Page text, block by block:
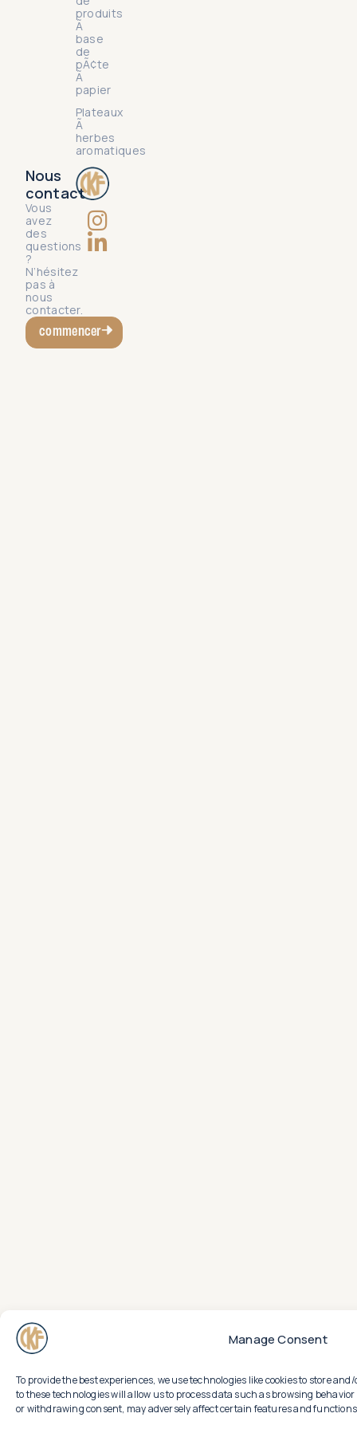
Manage Consent
To provide the best experiences, we use technologies like cookies to store
to these technologies will allow us to process data such as browsing
or withdrawing consent, may adversely affect certain features and
produits
Ã
base
de
pÃ¢te
Ã
papier
Plateaux
Ã
herbes
aromatiques
Nous
contact
Vous
avez
des
questions
?
N’hésitez
pas à
nous
contacter.
commencer